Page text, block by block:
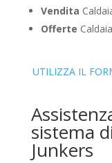
Vendita
Offerte
UTILIZZA IL
sistema
Junkers